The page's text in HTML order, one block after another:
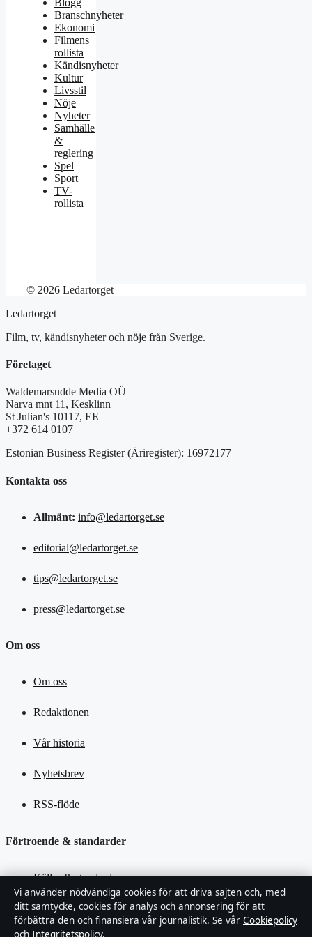
Branschnyheter
Ekonomi
Filmens
rollista
Kändisnyheter
Kultur
Livsstil
Nöje
Nyheter
Samhälle
&
reglering
Spel
Sport
TV-
rollista
© 2026 Ledartorget
Ledartorget
Film, tv, kändisnyheter och nöje från Sverige.
Företaget
Waldemarsudde Media OÜ
Narva mnt 11, Kesklinn
St Julian's 10117, EE
+372 614 0107
Estonian Business Register (Äriregister): 16972177
Kontakta oss
Allmänt: info@ledartorget.se
editorial@ledartorget.se
tips@ledartorget.se
press@ledartorget.se
Om oss
Om oss
Redaktionen
Vår historia
Nyhetsbrev
RSS-flöde
Förtroende & standarder
Källor & standarder
Redaktionell policy
Vi använder nödvändiga cookies för att driva sajten och, med
ditt samtycke, cookies för analys och annonsering för att
förbättra den och finansiera vår journalistik. Se vår Cookiepolicy
och Integritetspolicy.